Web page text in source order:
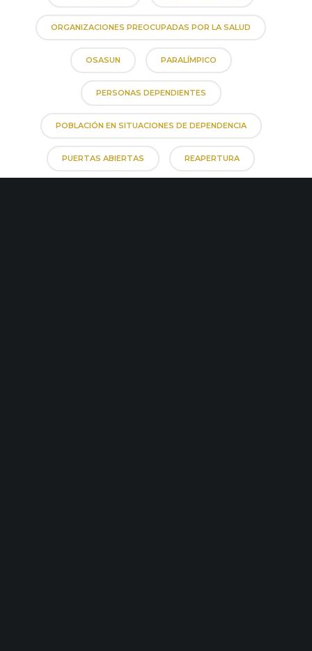
ORGANIZACIONES PREOCUPADAS POR LA SALUD
OSASUN PARALÍMPICO
PERSONAS DEPENDIENTES
POBLACIÓN EN SITUACIONES DE DEPENDENCIA
PUERTAS ABIERTAS REAPERTURA